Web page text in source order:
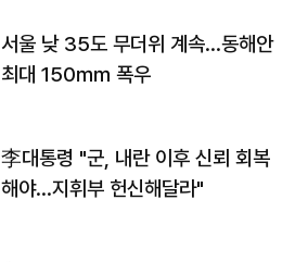
서울 낮 35도 무더위 계속…동해안
최대 150㎜ 폭우
李대통령 "군, 내란 이후 신뢰 회복
해야…지휘부 헌신해달라"